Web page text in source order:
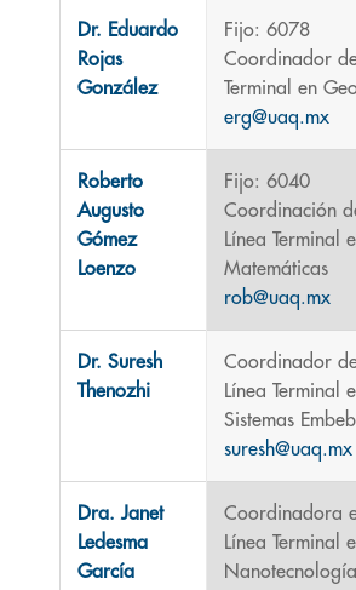
Dr. Eduardo
Rojas
González
Fijo: 6078
Coordinador
Terminal en
erg@uaq.mx
Roberto
Augusto
Gómez
Loenzo
Fijo: 6040
Coordinación
Línea Terminal
Matemáticas
rob@uaq.mx
Dr. Suresh
Thenozhi
Coordinador
Línea Terminal
Sistemas
suresh@uaq.mx
Dra. Janet
Ledesma
García
Coordinadora
Línea Terminal
Nanotecnología